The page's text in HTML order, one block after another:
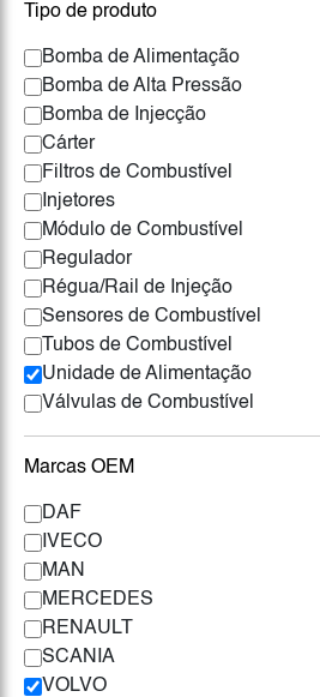
Tipo de produto
Bomba de Alimentação
Bomba de Alta Pressão
Bomba de Injecção
Cárter
Filtros de Combustível
Injetores
Módulo de Combustível
Regulador
Régua/Rail de Injeção
Sensores de Combustível
Tubos de Combustível
Unidade de Alimentação
Válvulas de Combustível
Marcas OEM
DAF
IVECO
MAN
MERCEDES
RENAULT
SCANIA
VOLVO